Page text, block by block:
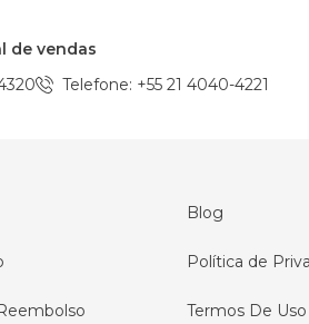
de vendas
Telefone: +55 21 4040-4221
Blog
Política de
Termos De Uso